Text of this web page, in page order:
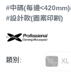
#中碼(每邊<420mm)
#設計款(圖案印刷)
類別: